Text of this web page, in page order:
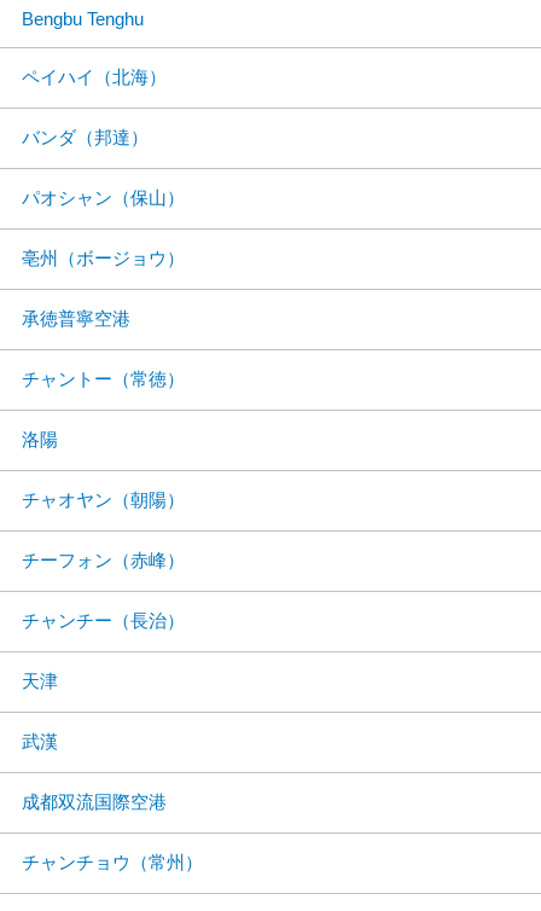
Bengbu Tenghu
ペイハイ（北海）
バンダ（邦達）
パオシャン（保山）
亳州（ボージョウ）
承徳普寧空港
チャントー（常徳）
洛陽
チャオヤン（朝陽）
チーフォン（赤峰）
チャンチー（長治）
天津
武漢
成都双流国際空港
チャンチョウ（常州）